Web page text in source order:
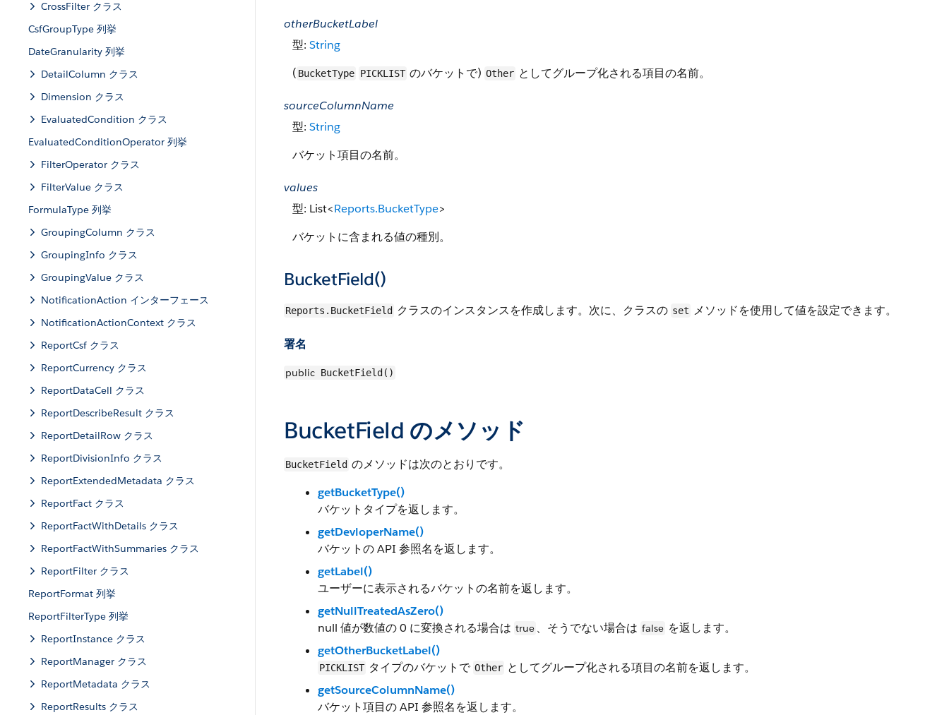
CrossFilter クラス
CsfGroupType 列挙
DateGranularity 列挙
DetailColumn クラス
Dimension クラス
EvaluatedCondition クラス
EvaluatedConditionOperator 列挙
FilterOperator クラス
FilterValue クラス
FormulaType 列挙
GroupingColumn クラス
GroupingInfo クラス
GroupingValue クラス
NotificationAction インターフェース
NotificationActionContext クラス
ReportCsf クラス
ReportCurrency クラス
ReportDataCell クラス
ReportDescribeResult クラス
ReportDetailRow クラス
ReportDivisionInfo クラス
ReportExtendedMetadata クラス
ReportFact クラス
ReportFactWithDetails クラス
ReportFactWithSummaries クラス
ReportFilter クラス
ReportFormat 列挙
ReportFilterType 列挙
ReportInstance クラス
ReportManager クラス
ReportMetadata クラス
ReportResults クラス
otherBucketLabel
型: String
( BucketType PICKLIST のバケットで) Other としてグループ化される項目の名前。
sourceColumnName
型: String
バケット項目の名前。
values
型: List<Reports.BucketType>
バケットに含まれる値の種別。
BucketField()
Reports.BucketField クラスのインスタンスを作成します。次に、クラスの set メソッドを使用して値を設定できます。
署名
public BucketField()
BucketField のメソッド
BucketField のメソッドは次のとおりです。
getBucketType()
バケットタイプを返します。
getDevloperName()
バケットの API 参照名を返します。
getLabel()
ユーザーに表示されるバケットの名前を返します。
getNullTreatedAsZero()
null 値が数値の 0 に変換される場合は true 、そうでない場合は false を返します。
getOtherBucketLabel()
PICKLIST タイプのバケットで Other としてグループ化される項目の名前を返します。
getSourceColumnName()
バケット項目の API 参照名を返します。